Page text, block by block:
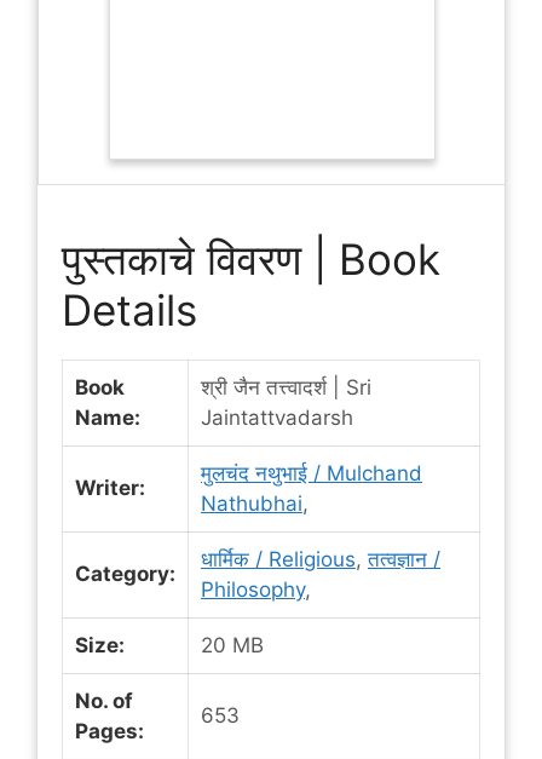
पुस्तकाचे विवरण | Book
Details
Book
Name:
श्री जैन तत्त्वादर्श | Sri
Jaintattvadarsh
Writer:
मुलचंद नथुभाई / Mulchand
Nathubhai,
Category:
धार्मिक / Religious,तत्वज्ञान /
Philosophy,
Size: 20 MB
No. of
Pages:
653